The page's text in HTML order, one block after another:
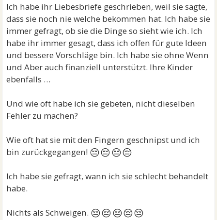
Ich habe ihr Liebesbriefe geschrieben, weil sie sagte,
dass sie noch nie welche bekommen hat. Ich habe sie
immer gefragt, ob sie die Dinge so sieht wie ich. Ich
habe ihr immer gesagt, dass ich offen für gute Ideen
und bessere Vorschläge bin. Ich habe sie ohne Wenn
und Aber auch finanziell unterstützt. Ihre Kinder
ebenfalls …
Und wie oft habe ich sie gebeten, nicht dieselben
Fehler zu machen?
Wie oft hat sie mit den Fingern geschnipst und ich
bin zurückgegangen! 😔😔😔😔
Ich habe sie gefragt, wann ich sie schlecht behandelt
habe.
Nichts als Schweigen. 😔😔😔😔😔